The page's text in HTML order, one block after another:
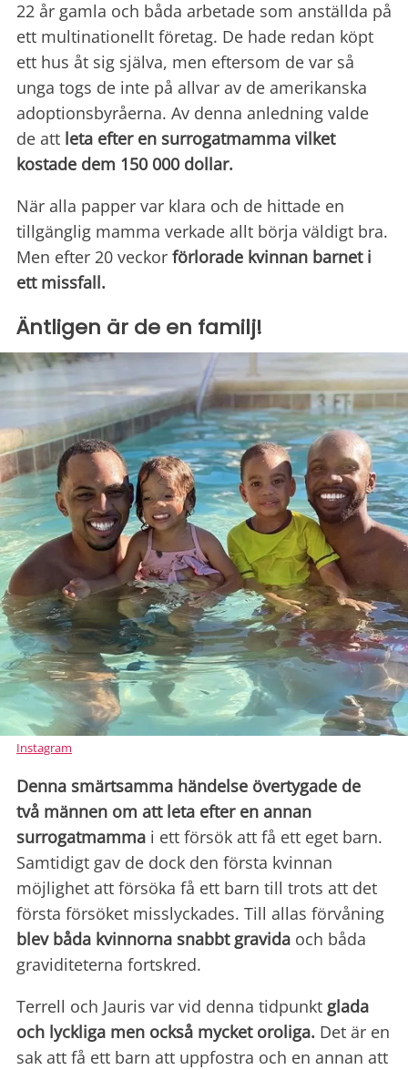
22 år gamla och båda arbetade som anställda på
ett multinationellt företag. De hade redan köpt
ett hus åt sig själva, men eftersom de var så
unga togs de inte på allvar av de amerikanska
adoptionsbyråerna. Av denna anledning valde
de att leta efter en surrogatmamma vilket
kostade dem 150 000 dollar.
När alla papper var klara och de hittade en
tillgänglig mamma verkade allt börja väldigt bra.
Men efter 20 veckor förlorade kvinnan barnet i
ett missfall.
Äntligen är de en familj!
Instagram
Denna smärtsamma händelse övertygade de
två männen om att leta efter en annan
surrogatmamma i ett försök att få ett eget barn.
Samtidigt gav de dock den första kvinnan
möjlighet att försöka få ett barn till trots att det
första försöket misslyckades. Till allas förvåning
blev båda kvinnorna snabbt gravida och båda
graviditeterna fortskred.
Terrell och Jauris var vid denna tidpunkt glada
och lyckliga men också mycket oroliga. Det är en
sak att få ett barn att uppfostra och en annan att